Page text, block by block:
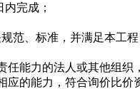
内完成 ；
范、标准，并满足本工程
能力的法人或其他组织
应的能力， 符合询价比价